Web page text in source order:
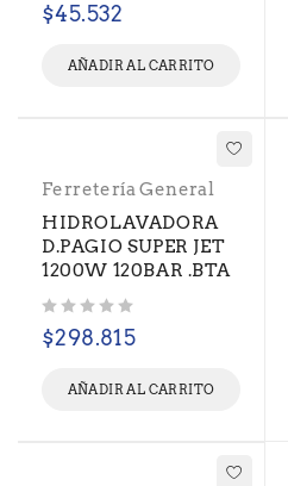
$45.532
AÑADIR AL CARRITO
Ferretería General
HIDROLAVADORA
D.PAGIO SUPER JET
1200W 120BAR .BTA
$298.815
AÑADIR AL CARRITO